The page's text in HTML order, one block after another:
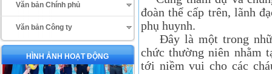
Văn bản Chính phủ
Văn bản Công ty
HÌNH ẢNH HOẠT ĐỘNG
đoàn thể cấp trên, lãnh
phụ huynh.
Đây là một trong
chức thường niên nhằm
tới niềm vui cho các